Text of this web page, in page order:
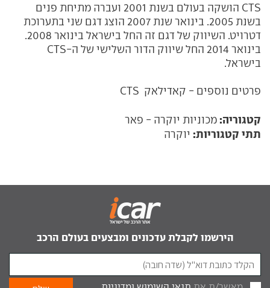
CTS
הושקה בעולם בשנת 2001 ועברה מתיחת פנים
בשנת 2005. בינואר שנת 2007 הוצג דגם שני בתערוכת
דטרויט. השיווק של דגם זה החל בישראל בינואר 2008.
בינואר 2014 החל שיווק הדור השלישי של ה-CTS
בישראל.
פרטים נוספים - קאדילאק CTS
קטגוריה: מכוניות יוקרה - פאר
תתי קטגוריות: יוקרה
הירשמו לקבלת עדכונים ומבצעים בעולם הרכב